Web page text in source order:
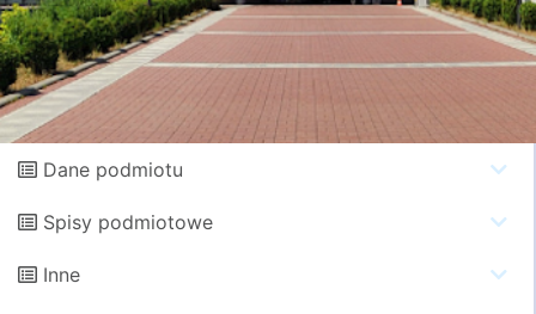
Dane podmiotu
Spisy podmiotowe
Inne